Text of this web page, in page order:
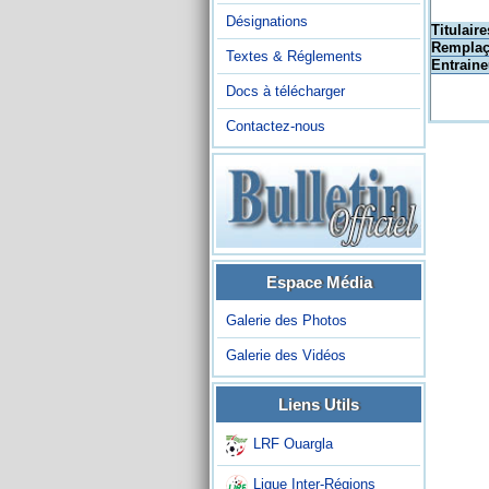
Désignations
Textes & Réglements
Docs à télécharger
Contactez-nous
Espace Média
Galerie des Photos
Galerie des Vidéos
Liens Utils
LRF Ouargla
Ligue Inter-Régions